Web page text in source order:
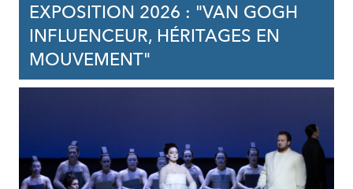
EXPOSITION 2026 : "VAN GOGH
INFLUENCEUR, HÉRITAGES EN
MOUVEMENT"